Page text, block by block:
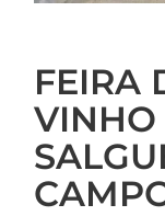
FEIRA
VINHO